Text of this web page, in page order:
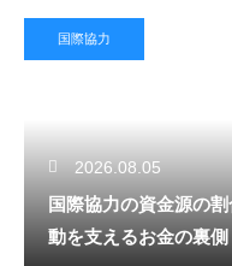
国際協力
2026.08.05
国際協力の資金源の
動を支えるお金の裏側